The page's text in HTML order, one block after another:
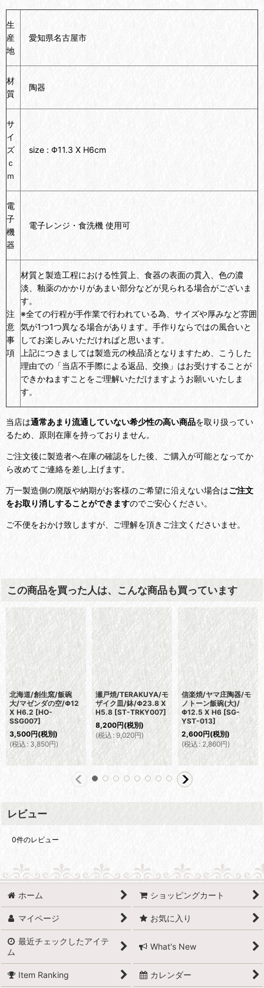
生
産
地
愛知県名古屋市
材
質
陶器
サ
イ
ズ
ｃ
ｍ
size : Φ11.3 X H6cm
電
子
機
器
電子レンジ・食洗機 使用可
注
意
事
項
材質と製造工程における性質上、食器の表面の貫入、色の濃
淡、釉薬のかかりがあまい部分などが見られる場合がございま
す。
※全ての行程が手作業で行われている為、サイズや厚みなど雰囲
気が1つ1つ異なる場合があります。手作りならではの風合いと
してお楽しみいただければと思います。
上記につきましては製造元の検品済となりますため、こうした
理由での「当店不手際による返品、交換」はお受けすることが
できかねますことをご理解いただけますようお願いいたしま
す。
当店は通常あまり流通していない希少性の高い商品を取り扱ってい
るため、原則在庫を持っておりません。
ご注文後に製造者へ在庫の確認をした後、ご購入が可能となってか
ら改めてご連絡を差し上げます。
万一製造側の廃版や納期がお客様のご希望に沿えない場合はご注文
をお取り消しすることができますのでご安心ください。
ご不便をおかけ致しますが、ご理解を頂きご注文くださいませ。
この商品を買った人は、こんな商品も買っています
北海道/創生窯/飯碗
大/マゼンダの空/Φ12
X H6.2 [HO-
SSG007]
3,500円(税別)
(税込 : 3,850円)
瀬戸焼/TERAKUYA/モ
ザイク皿/鉢/Φ23.8 X
H5.8 [ST-TRKY007]
8,200円(税別)
(税込 : 9,020円)
信楽焼/ヤマ庄陶器/モ
ノトーン飯碗(大)/
Φ12.5 X H6 [SG-
YST-013]
2,600円(税別)
(税込: 2,860円)
レビュー
0件のレビュー
ホーム ショッピングカート
マイページ お気に入り
最近チェックしたアイテ
ム
What's New
Item Ranking カレンダー